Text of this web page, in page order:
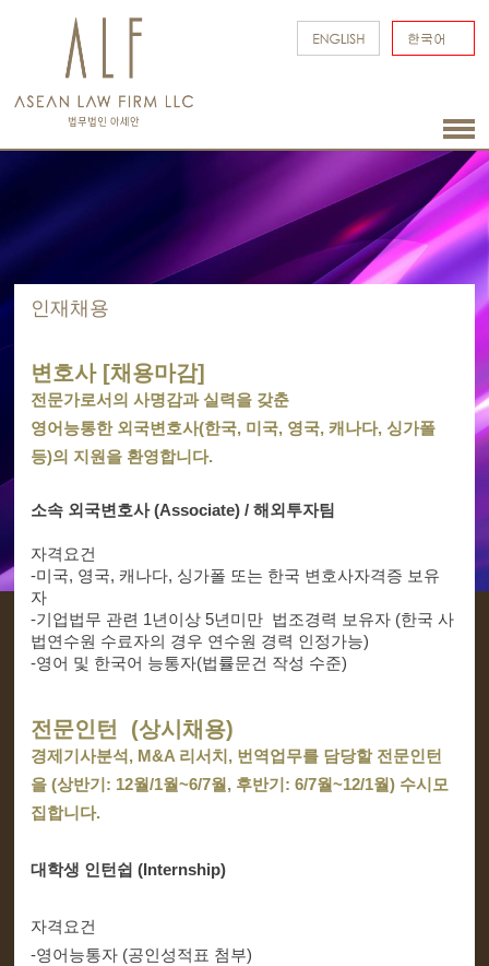
인재채용
변호사 [채용마감]
전문가로서의 사명감과 실력을 갖춘
영어능통한 외국변호사(한국, 미국, 영국, 캐나다, 싱가폴
등)의 지원을 환영합니다.
소속 외국변호사 (Associate) / 해외투자팀
자격요건
-미국, 영국, 캐나다, 싱가폴 또는 한국 변호사자격증 보유
자
-기업법무 관련 1년이상 5년미만 법조경력 보유자 (한국 사
법연수원 수료자의 경우 연수원 경력 인정가능)
-영어 및 한국어 능통자(법률문건 작성 수준)
전문인턴 (상시채용)
경제기사분석, M&A 리서치, 번역업무를 담당할 전문인턴
을 (상반기: 12월/1월~6/7월, 후반기: 6/7월~12/1월) 수시모
집합니다.
대학생 인턴쉽 (Internship)
자격요건
-영어능통자 (공인성적표 첨부)